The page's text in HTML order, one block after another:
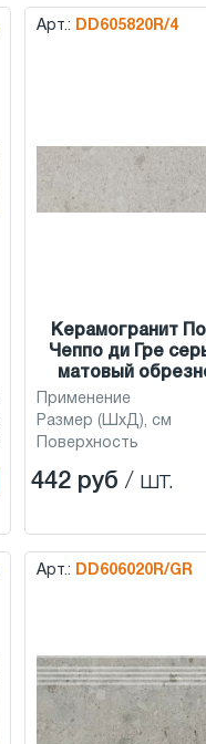
Арт.: DD605820R/4
Керамогранит
Чеппо ди Гре
матовый
Применение
Размер (ШхД), см
Поверхность
442 руб / шт.
Арт.: DD606020R/GR